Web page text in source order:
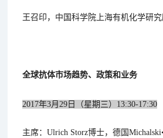
王召印，中国科学院上海有机化学研
全球抗体市场趋势、政策和业务
2017年3月29日（星期三）13:30-17:30
主席：Ulrich Storz博士，德国